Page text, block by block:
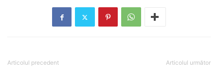
Articolul precedent Articolul următor